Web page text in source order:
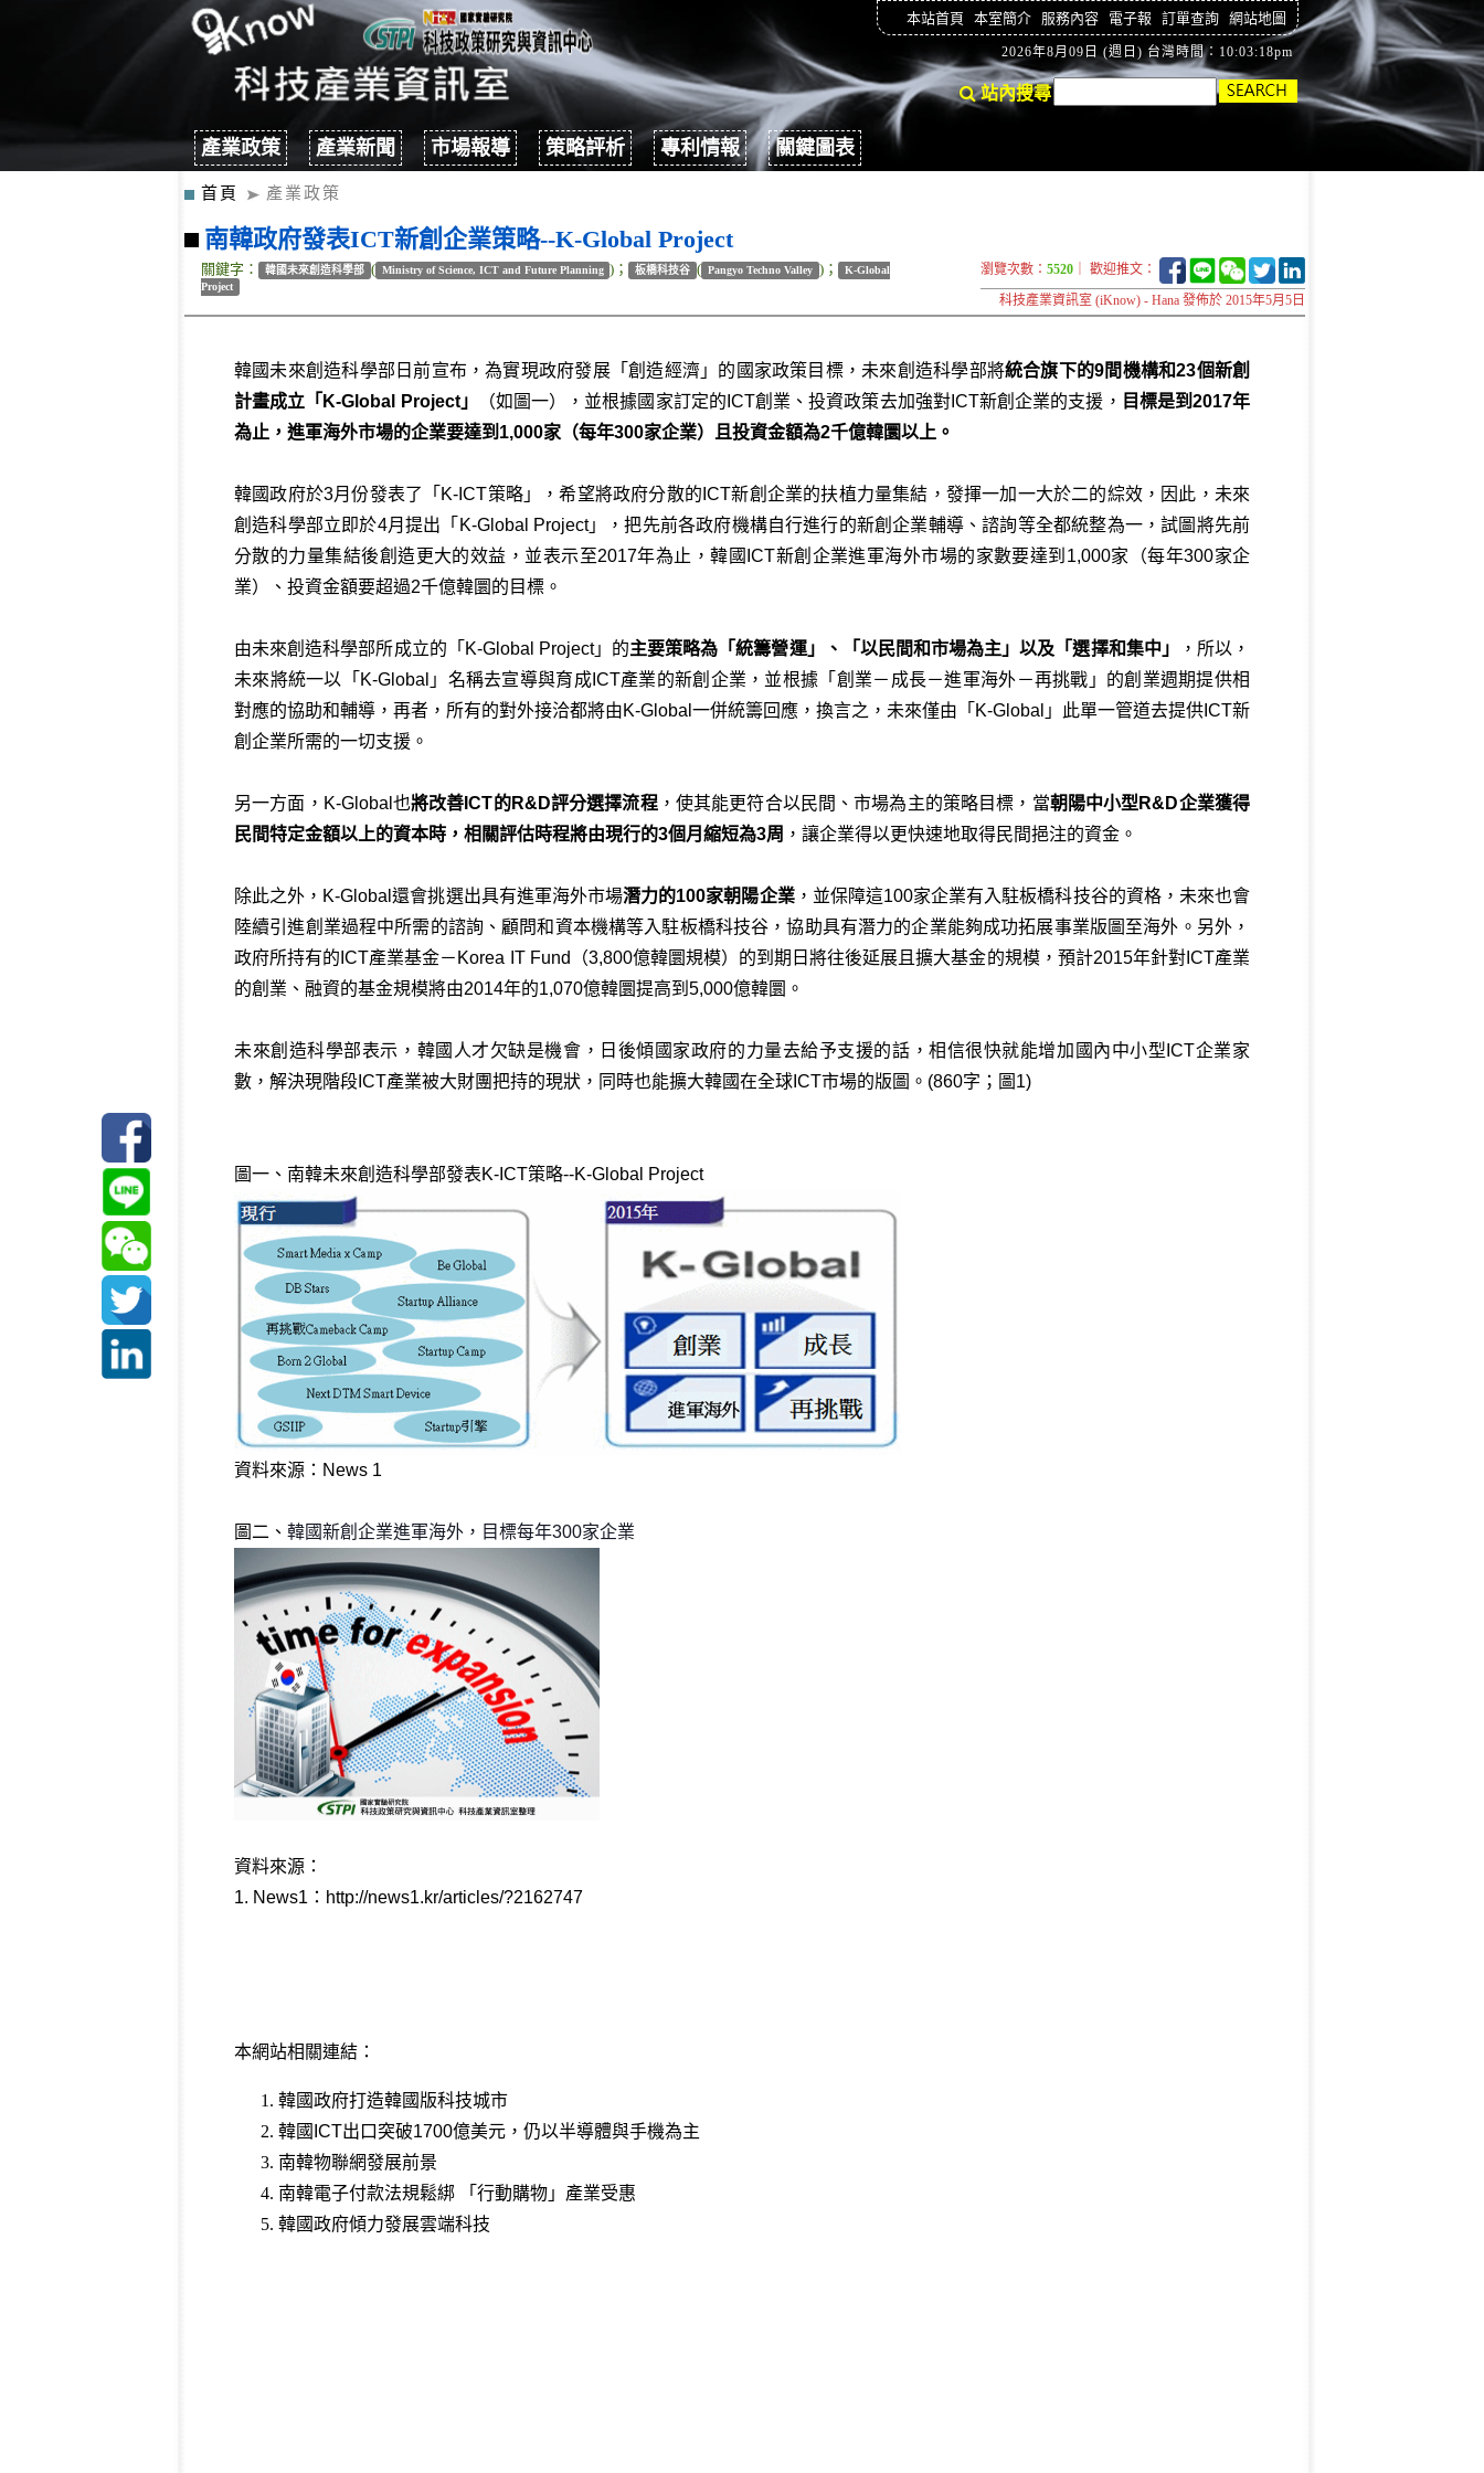
本站首頁 本室簡介 服務內容 電子報 訂單查詢 網站地圖
2026年8月09日 (週日) 台灣時間：10:03:19pm
站內搜尋
產業政策 產業新聞 市場報導 策略評析 專利情報 關鍵圖表
首頁 產業政策
南韓政府發表ICT新創企業策略--K-Global Project
關鍵字： 韓國未來創造科學部 ( Ministry of Science, ICT and Future Planning )； 板橋科技谷 ( Pangyo Techno Valley )；
K-Global
Project
瀏覽次數： 5520 ｜ 歡迎推文：
科技產業資訊室 (iKnow) - Hana 發佈於 2015年5月5日
韓國未來創造科學部日前宣布，為實現政府發展「創造經濟」的國家政策目標，未來創造科學部將統合旗下的9間機構和23個新創
計畫成立「K-Global Project」
（如圖一），並根據國家訂定的ICT創業、投資政策去加強對ICT新創企業的支援， 目標是到2017年
為止，進軍海外市場的企業要達到1,000家（每年300家企業）且投資金額為2千億韓圜以上。
韓國政府於3月份發表了「K-ICT策略」，希望將政府分散的ICT新創企業的扶植力量集結，發揮一加一大於二的綜效，因此，未來
創造科學部立即於4月提出「K-Global Project」，把先前各政府機構自行進行的新創企業輔導、諮詢等全都統整為一，試圖將先前
分散的力量集結後創造更大的效益，並表示至2017年為止，韓國ICT新創企業進軍海外市場的家數要達到1,000家（每年300家企
業）、投資金額要超過2千億韓圜的目標。
由未來創造科學部所成立的「K-Global Project」的主要策略為「統籌營運」、「以民間和市場為主」以及「選擇和集中」
，所以，
未來將統一以「K-Global」名稱去宣導與育成ICT產業的新創企業，並根據「創業－成長－進軍海外－再挑戰」的創業週期提供相
對應的協助和輔導，再者，所有的對外接洽都將由K-Global一併統籌回應，換言之，未來僅由「K-Global」此單一管道去提供ICT新
創企業所需的一切支援。
另一方面，K-Global也將改善ICT的R&D評分選擇流程，使其能更符合以民間、市場為主的策略目標，當朝陽中小型R&D企業獲得
民間特定金額以上的資本時，相關評估時程將由現行的3個月縮短為3周 ，讓企業得以更快速地取得民間挹注的資金。
除此之外，K-Global還會挑選出具有進軍海外市場潛力的100家朝陽企業，並保障這100家企業有入駐板橋科技谷的資格，未來也會
陸續引進創業過程中所需的諮詢、顧問和資本機構等入駐板橋科技谷，協助具有潛力的企業能夠成功拓展事業版圖至海外。另外，
政府所持有的ICT產業基金－Korea IT Fund（3,800億韓圜規模）的到期日將往後延展且擴大基金的規模，預計2015年針對ICT產業
的創業、融資的基金規模將由2014年的1,070億韓圜提高到5,000億韓圜。
未來創造科學部表示，韓國人才欠缺是機會，日後傾國家政府的力量去給予支援的話，相信很快就能增加國內中小型ICT企業家
數，解決現階段ICT產業被大財團把持的現狀，同時也能擴大韓國在全球ICT市場的版圖。(860字；圖1)
圖一、南韓未來創造科學部發表K-ICT策略--K-Global Project
資料來源：News 1
圖二、 韓國新創企業進軍海外，目標每年300家企業
資料來源：
1. News1： http://news1.kr/articles/?2162747
本網站相關連結：
韓國政府打造韓國版科技城市
韓國ICT出口突破1700億美元，仍以半導體與手機為主
南韓物聯網發展前景
南韓電子付款法規鬆綁 「行動購物」產業受惠
韓國政府傾力發展雲端科技